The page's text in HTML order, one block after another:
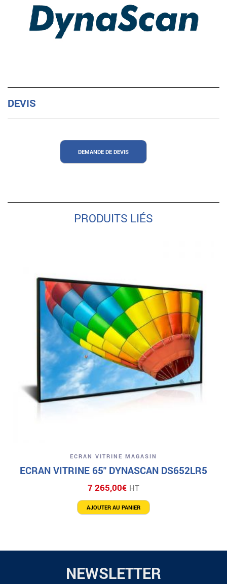
DEVIS
DEMANDE DE DEVIS
PRODUITS LIÉS
ECRAN VITRINE MAGASIN
ECRAN VITRINE 65″ DYNASCAN DS652LR5
7 265,00€ HT
AJOUTER AU PANIER
NEWSLETTER